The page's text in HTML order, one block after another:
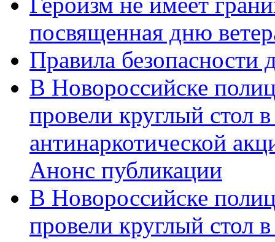
посвященная дню
Правила безопасности
В Новороссийске
провели круглый стол
антинаркотической
Анонс публикации
В Новороссийске
провели круглый стол